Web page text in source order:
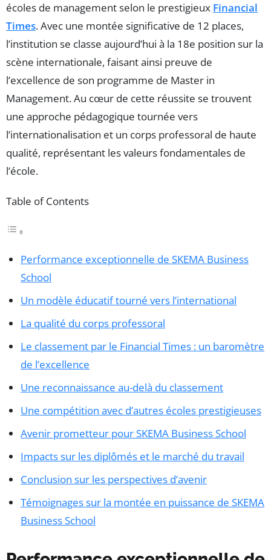
écoles de management selon le prestigieux Financial
Times. Avec une montée significative de 12 places,
l’institution se classe aujourd’hui à la 18e position sur la
scène internationale, faisant ainsi preuve de
l’excellence de son programme de Master in
Management. Au cœur de cette réussite se trouvent
une approche pédagogique tournée vers
l’internationalisation et un corps professoral de haute
qualité, représentant les valeurs fondamentales de
l’école.
Table of Contents
Performance exceptionnelle de SKEMA Business
School
Un modèle éducatif tourné vers l’international
La qualité du corps professoral
Le classement par le Financial Times : un baromètre
de l’excellence
Une reconnaissance au-delà du classement
Une compétition avec d’autres écoles prestigieuses
Avenir prometteur pour SKEMA Business School
Impacts sur les diplômés et le marché du travail
Conclusion sur les perspectives d’avenir
Témoignages sur la montée en puissance de SKEMA
Business School